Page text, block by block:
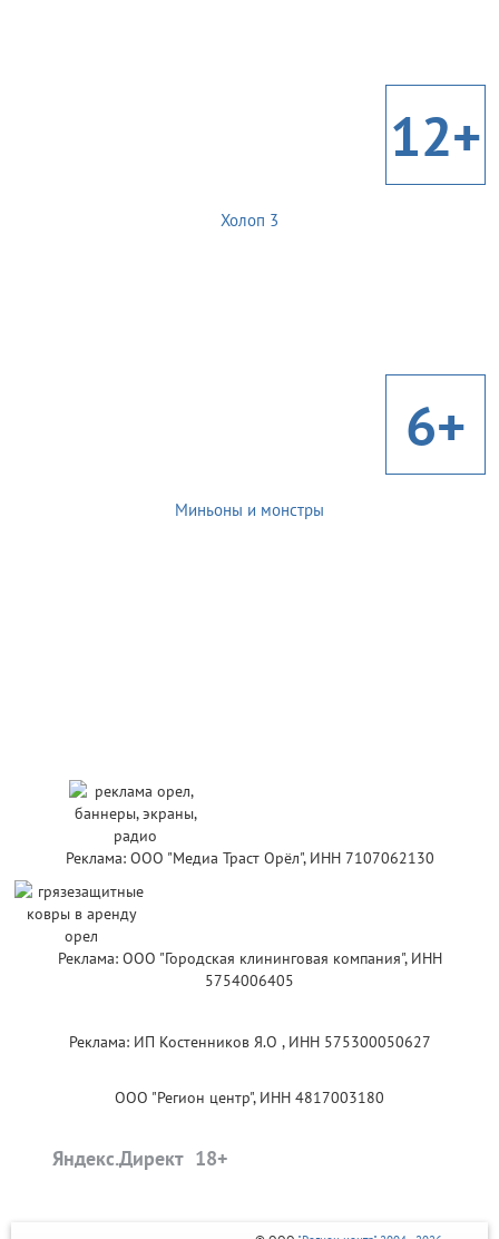
12+
Холоп 3
6+
Миньоны и монстры
Реклама: ООО "Медиа Траст Орёл", ИНН 7107062130
Реклама: ООО "Городская клининговая компания", ИНН
5754006405
Реклама: ИП Костенников Я.О , ИНН 575300050627
ООО "Регион центр", ИНН 4817003180
Яндекс.Директ